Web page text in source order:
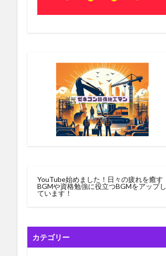
YouTube始めました！日々の疲れを癒す
BGMや資格勉強に役立つBGMをアップし
ています！
カテゴリー